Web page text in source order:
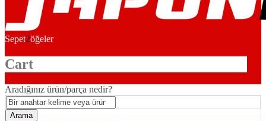
Sepet2öğeler
Cart
Aradığınız ürün/parça nedir?